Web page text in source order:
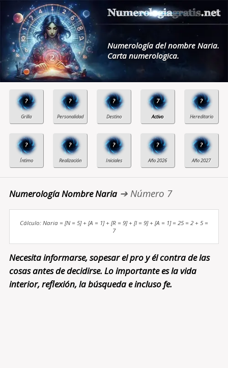
Numerología del nombre Naria.
Carta numerologica.
? ? ? 7 ?
? ? ? ? ?
Numerología Nombre Naria➔ Número 7
Cálculo: Naria = [N = 5] + [A = 1] + [R = 9] + [I = 9] + [A = 1] = 25 = 2 + 5 =
7
Necesita informarse, sopesar el pro y él contra de las
cosas antes de decidirse. Lo importante es la vida
interior, reflexión, la búsqueda e incluso fe.